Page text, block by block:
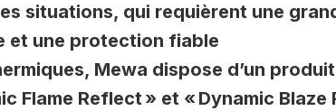
situations, qui requièrent une
et une protection fiable
Mewa dispose d’un
Flame Reflect » et « Dynamic